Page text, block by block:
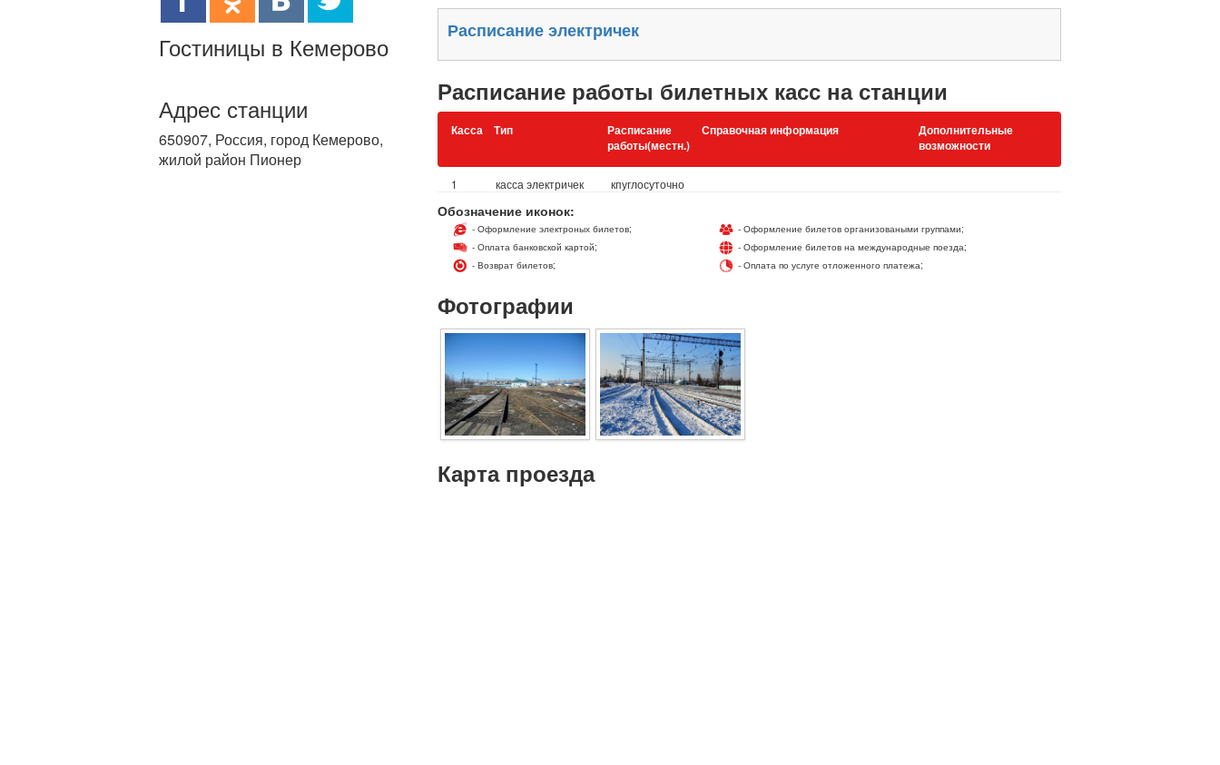
Расписание электричек
Расписание работы билетных касс на станции
Касса Тип
Расписание
работы(местн.)
Справочная информация
Дополнительные
возможности
1 касса электричек кпуглосуточно
Обозначение иконок:
- Оформление электроных билетов;
- Оплата банковской картой;
- Возврат билетов;
- Оформление билетов организоваными группами;
- Оформление билетов на международные поезда;
- Оплата по услуге отложенного платежа;
Фотографии
Карта проезда
Гостиницы в Кемерово
Адрес станции
650907, Россия, город Кемерово,
жилой район Пионер